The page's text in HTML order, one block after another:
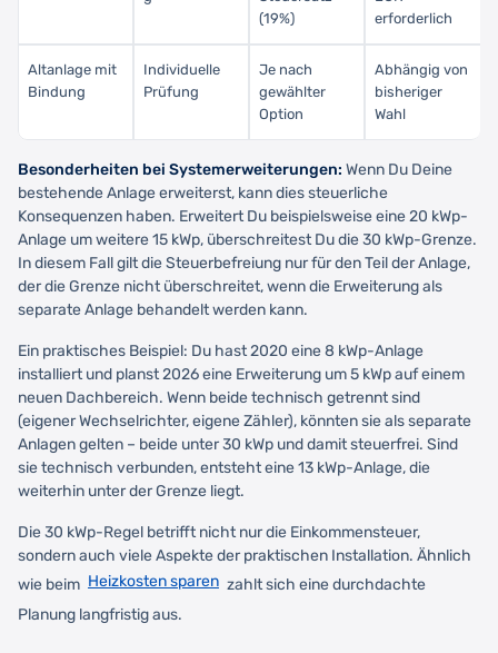
(19%)
erforderlich
Altanlage mit
Bindung
Individuelle
Prüfung
Je nach
gewählter
Option
Abhängig von
bisheriger
Wahl
Besonderheiten bei Systemerweiterungen: Wenn Du Deine
bestehende Anlage erweiterst, kann dies steuerliche
Konsequenzen haben. Erweitert Du beispielsweise eine 20 kWp-
Anlage um weitere 15 kWp, überschreitest Du die 30 kWp-Grenze.
In diesem Fall gilt die Steuerbefreiung nur für den Teil der Anlage,
der die Grenze nicht überschreitet, wenn die Erweiterung als
separate Anlage behandelt werden kann.
Ein praktisches Beispiel: Du hast 2020 eine 8 kWp-Anlage
installiert und planst 2026 eine Erweiterung um 5 kWp auf einem
neuen Dachbereich. Wenn beide technisch getrennt sind
(eigener Wechselrichter, eigene Zähler), könnten sie als separate
Anlagen gelten – beide unter 30 kWp und damit steuerfrei. Sind
sie technisch verbunden, entsteht eine 13 kWp-Anlage, die
weiterhin unter der Grenze liegt.
Die 30 kWp-Regel betrifft nicht nur die Einkommensteuer,
sondern auch viele Aspekte der praktischen Installation. Ähnlich
wie beim Heizkosten sparen zahlt sich eine durchdachte
Planung langfristig aus.